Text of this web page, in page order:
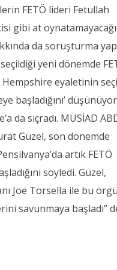
FETÖ lideri Fetullah
gibi at
da soruşturma
yeni dönemde
Hempshire eyaletinin
başladığını’
da sıçradı. MÜSİAD
Güzel, son dönemde
artık FETÖ
söyledi. Güzel,
Joe Torsella ile bu
savunmaya başladı”